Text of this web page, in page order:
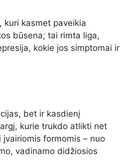
kuri kasmet paveikia
būsena; tai rimta liga,
kokie jos simptomai ir
bet ir kasdienį
kurie trukdo atlikti net
formomis – nuo
vadinamo didžiosios